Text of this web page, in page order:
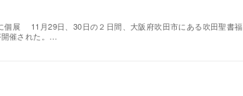
個展 11月29日、30日の２日間、大阪府吹田市にある吹田聖書福
開催された。…